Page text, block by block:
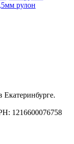
рулон
1216600076758